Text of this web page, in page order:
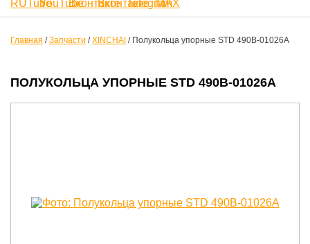
Главная /Запчасти /XINCHAI / Полукольца упорные STD 490B-01026A
ПОЛУКОЛЬЦА УПОРНЫЕ STD 490B-01026A